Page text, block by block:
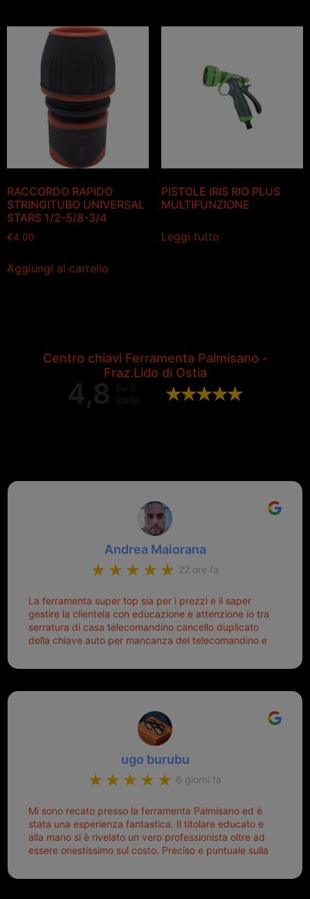
RACCORDO RAPIDO
STRINGITUBO UNIVERSAL
STARS 1/2-5/8-3/4
€4.00
Aggiungi al carrello
PISTOLE IRIS RIO PLUS
MULTIFUNZIONE
Leggi tutto
Centro chiavi Ferramenta Palmisano -
Fraz.Lido di Ostia
4,8
Su 5
stelle
Andrea Maiorana
22 ore fa
La ferramenta super top sia per i prezzi e il saper
gestire la clientela con educazione e attenzione io tra
serratura di casa telecomandino cancello duplicato
della chiave auto per mancanza del telecomandino e
meglio ferramenta de ostia e poi il prorietario il signor
ugo burubu
6 giorni fa
Mi sono recato presso la ferramenta Palmisano ed è
stata una esperienza fantastica. Il titolare educato e
alla mano si è rivelato un vero professionista oltre ad
essere onestissimo sul costo. Preciso e puntuale sulla